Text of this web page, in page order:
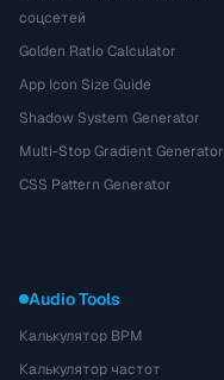
соцсетей
Golden Ratio Calculator
App Icon Size Guide
Shadow System Generator
Multi-Stop Gradient Generator
CSS Pattern Generator
Audio Tools
Калькулятор BPM
Калькулятор частот